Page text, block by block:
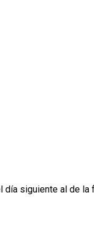
siguiente al de la